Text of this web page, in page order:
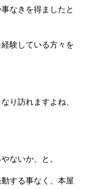
なきを得ましたと
験している方々を
り訪れますよね、
ないか、と。
する事なく、本屋